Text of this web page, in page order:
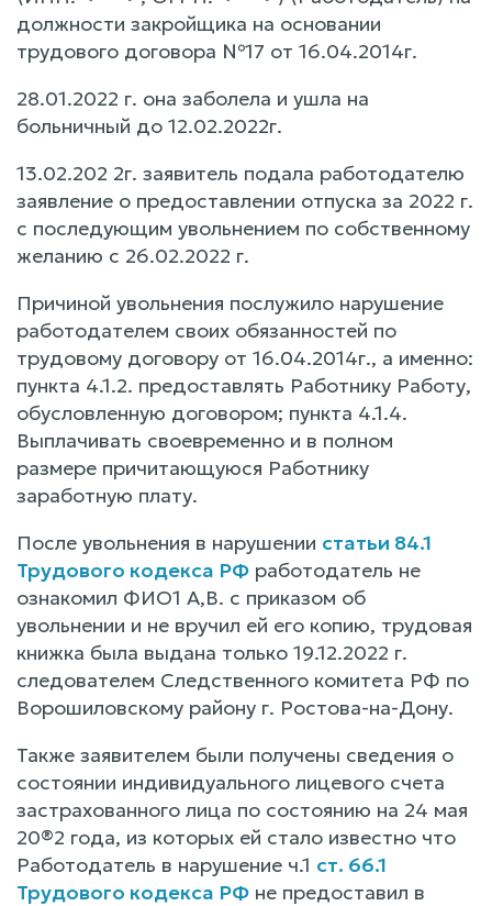
должности закройщика на основании
трудового договора №17 от 16.04.2014г.
28.01.2022 г. она заболела и ушла на
больничный до 12.02.2022г.
13.02.202 2г. заявитель подала работодателю
заявление о предоставлении отпуска за 2022 г.
с последующим увольнением по собственному
желанию с 26.02.2022 г.
Причиной увольнения послужило нарушение
работодателем своих обязанностей по
трудовому договору от 16.04.2014г., а именно:
пункта 4.1.2. предоставлять Работнику Работу,
обусловленную договором; пункта 4.1.4.
Выплачивать своевременно и в полном
размере причитающуюся Работнику
заработную плату.
После увольнения в нарушении статьи 84.1
Трудового кодекса РФ работодатель не
ознакомил ФИО1 А,В. с приказом об
увольнении и не вручил ей его копию, трудовая
книжка была выдана только 19.12.2022 г.
следователем Следственного комитета РФ по
Ворошиловскому району г. Ростова-на-Дону.
Также заявителем были получены сведения о
состоянии индивидуального лицевого счета
застрахованного лица по состоянию на 24 мая
20®2 года, из которых ей стало известно что
Работодатель в нарушение ч.1 ст. 66.1
Трудового кодекса РФ не предоставил в